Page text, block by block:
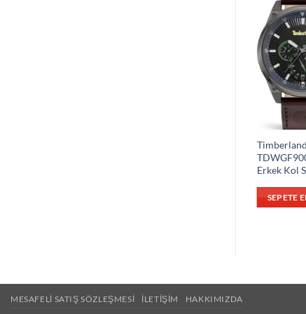
Timberland
Erkek Kol
SEPETE
MESAFELI SATIŞ SÖZLEŞMESI İLETIŞIM HAKKIMIZDA